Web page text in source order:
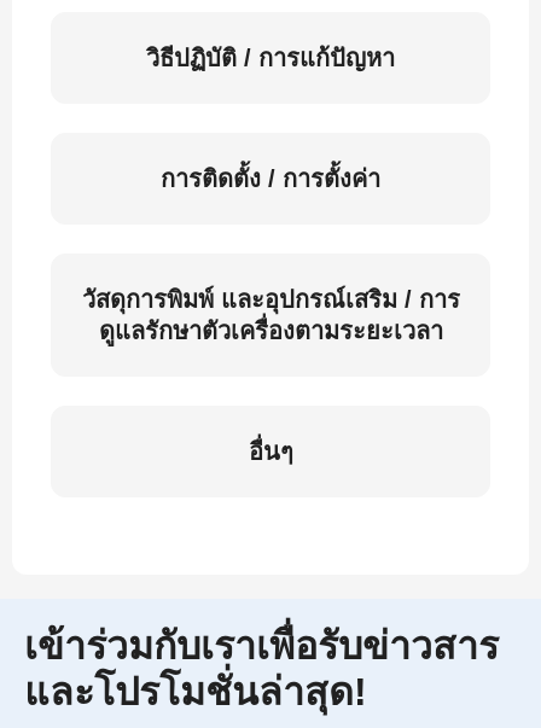
วิธีปฏิบัติ / การแก้ปัญหา
การติดตั้ง / การตั้งค่า
วัสดุการพิมพ์ และอุปกรณ์เสริม / การ
ดูแลรักษาตัวเครื่องตามระยะเวลา
อื่นๆ
เข้าร่วมกับเราเพื่อรับข่าวสาร
และโปรโมชั่นล่าสุด!